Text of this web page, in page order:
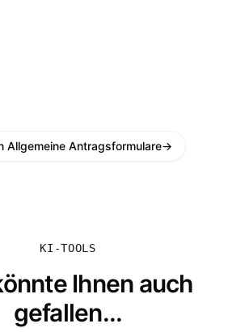
Allgemeine Antragsformulare→
KI-TOOLS
Ihnen auch
gefallen...